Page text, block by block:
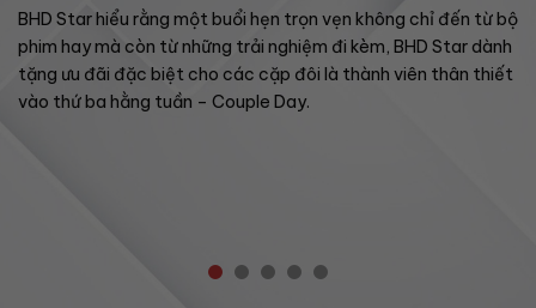
BHD Star hiểu rằng một buổi hẹn trọn vẹn không chỉ đến từ bộ
phim hay mà còn từ những trải nghiệm đi kèm, BHD Star dành
tặng ưu đãi đặc biệt cho các cặp đôi là thành viên thân thiết
vào thứ ba hằng tuần – Couple Day.